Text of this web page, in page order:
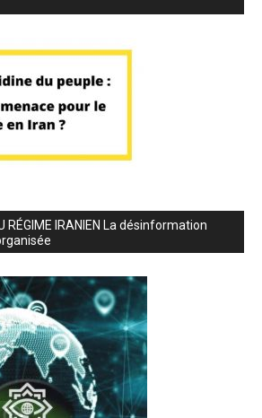
RÉGIME IRANIEN La désinformation